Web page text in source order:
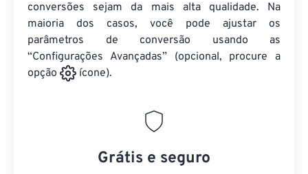
conversões sejam da mais alta qualidade. Na
maioria dos casos, você pode ajustar os
parâmetros de conversão usando as
“Configurações Avançadas” (opcional, procure a
opção
ícone).
Grátis e seguro